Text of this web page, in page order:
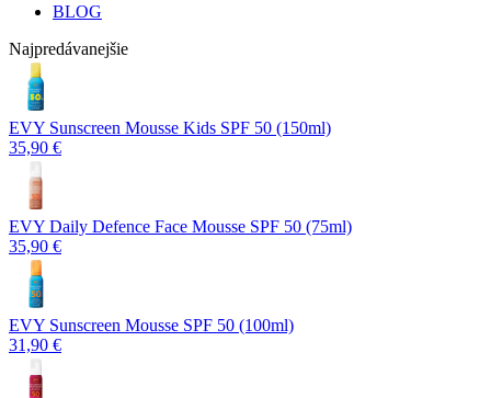
BLOG
Najpredávanejšie
EVY Sunscreen Mousse Kids SPF 50 (150ml)
35,90 €
EVY Daily Defence Face Mousse SPF 50 (75ml)
35,90 €
EVY Sunscreen Mousse SPF 50 (100ml)
31,90 €